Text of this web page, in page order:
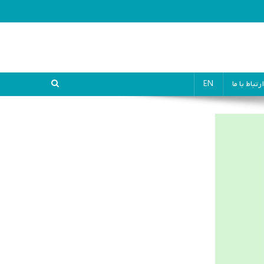
ارتباط با ما EN